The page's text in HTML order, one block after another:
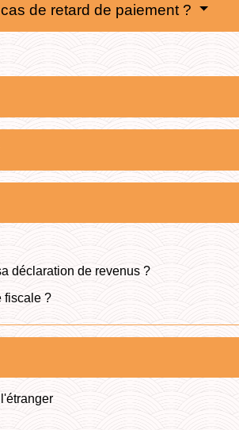
de retard de paiement ?
déclaration de revenus ?
fiscale ?